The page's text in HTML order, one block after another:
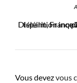
Vous devezvous